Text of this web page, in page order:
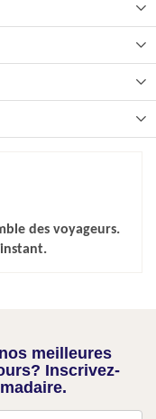
des voyageurs.
meilleures
Inscrivez-